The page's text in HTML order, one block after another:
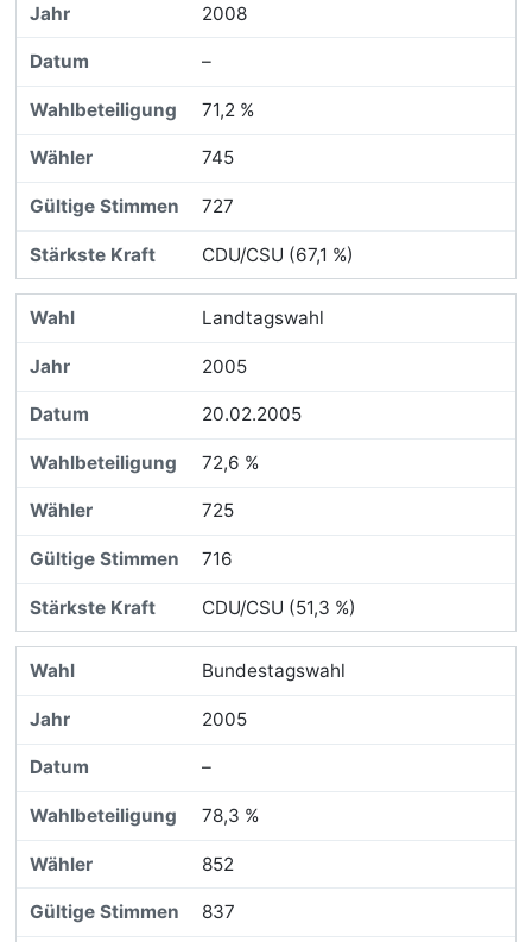
2008
–
71,2 %
745
727
CDU/CSU (67,1 %)
Landtagswahl
2005
20.02.2005
72,6 %
725
716
CDU/CSU (51,3 %)
Bundestagswahl
2005
–
78,3 %
852
837